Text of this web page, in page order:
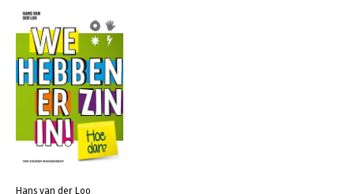
Hans van der Loo